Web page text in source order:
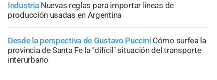
Industria Nuevas reglas para importar líneas de
producción usadas en Argentina
Desde la perspectiva de Gustavo Puccini Cómo surfea la
provincia de Santa Fe la "difícil" situación del transporte
interurbano